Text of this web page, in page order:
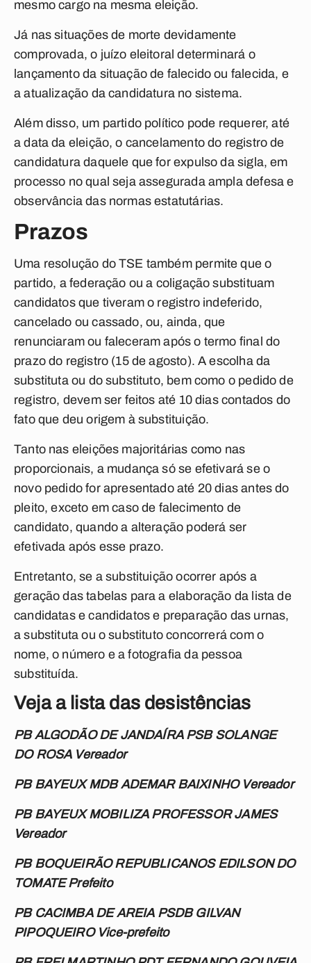
mesmo cargo na mesma eleição.
Já nas situações de morte devidamente
comprovada, o juízo eleitoral determinará o
lançamento da situação de falecido ou falecida, e
a atualização da candidatura no sistema.
Além disso, um partido político pode requerer, até
a data da eleição, o cancelamento do registro de
candidatura daquele que for expulso da sigla, em
processo no qual seja assegurada ampla defesa e
observância das normas estatutárias.
Prazos
Uma resolução do TSE também permite que o
partido, a federação ou a coligação substituam
candidatos que tiveram o registro indeferido,
cancelado ou cassado, ou, ainda, que
renunciaram ou faleceram após o termo final do
prazo do registro (15 de agosto). A escolha da
substituta ou do substituto, bem como o pedido de
registro, devem ser feitos até 10 dias contados do
fato que deu origem à substituição.
Tanto nas eleições majoritárias como nas
proporcionais, a mudança só se efetivará se o
novo pedido for apresentado até 20 dias antes do
pleito, exceto em caso de falecimento de
candidato, quando a alteração poderá ser
efetivada após esse prazo.
Entretanto, se a substituição ocorrer após a
geração das tabelas para a elaboração da lista de
candidatas e candidatos e preparação das urnas,
a substituta ou o substituto concorrerá com o
nome, o número e a fotografia da pessoa
substituída.
Veja a lista das desistências
PB ALGODÃO DE JANDAÍRA PSB SOLANGE
DO ROSA Vereador
PB BAYEUX MDB ADEMAR BAIXINHO Vereador
PB BAYEUX MOBILIZA PROFESSOR JAMES
Vereador
PB BOQUEIRÃO REPUBLICANOS EDILSON DO
TOMATE Prefeito
PB CACIMBA DE AREIA PSDB GILVAN
PIPOQUEIRO Vice-prefeito